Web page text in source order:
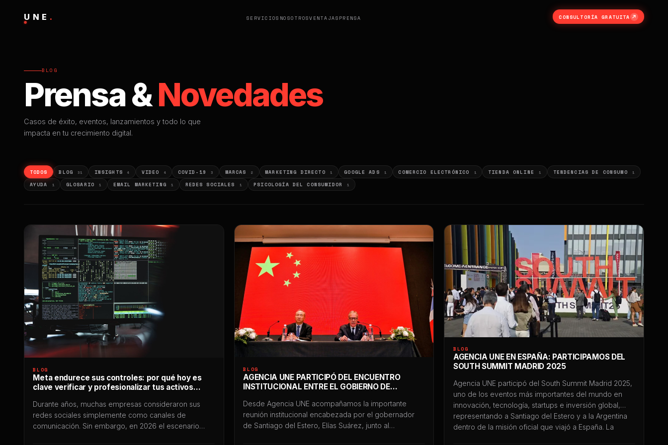
UNE . SERVICIOS NOSOTROSVENTAJAS PRENSA CONSULTORÍA GRATUITA
BLOG
Prensa &Novedades
Casos de éxito, eventos, lanzamientos y todo lo que
impacta en tu crecimiento digital.
TODOS BLOG 31 INSIGHTS 4 VIDEO 4 COVID-19 3 MARCAS 2 MARKETING DIRECTO 1 GOOGLE ADS 1 COMERCIO ELECTRÓNICO 1 TIENDA ONLINE 1 TENDENCIAS DE CONSUMO 1
AYUDA 1 GLOSARIO 1 EMAIL MARKETING 1 REDES SOCIALES 1 PSICOLOGÍA DEL CONSUMIDOR 1
BLOG
Meta endurece sus controles: por qué hoy es
clave verificar y profesionalizar tus activos
Durante años, muchas empresas consideraron sus
redes sociales simplemente como canales de
comunicación. Sin embargo, en 2026 el escenario
BLOG
AGENCIA UNE PARTICIPÓ DEL ENCUENTRO
INSTITUCIONAL ENTRE EL GOBIERNO DE
CHINA EN ARGENTINA
Desde Agencia UNE acompañamos la importante
reunión institucional encabezada por el gobernador
de Santiago del Estero, Elías Suárez, junto al
BLOG
AGENCIA UNE EN ESPAÑA: PARTICIPAMOS DEL
SOUTH SUMMIT MADRID 2025
Agencia UNE participó del South Summit Madrid 2025,
uno de los eventos más importantes del mundo en
innovación, tecnología, startups e inversión global,
representando a Santiago del Estero y a la Argentina
dentro de la misión oficial que viajó a España. La